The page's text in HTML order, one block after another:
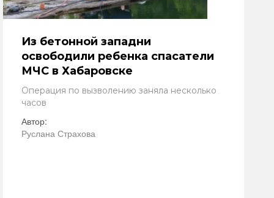
Из бетонной западни
освободили ребенка спасатели
МЧС в Хабаровске
Операция по вызволению заняла несколько
часов
Автор:
Руслана Страхова